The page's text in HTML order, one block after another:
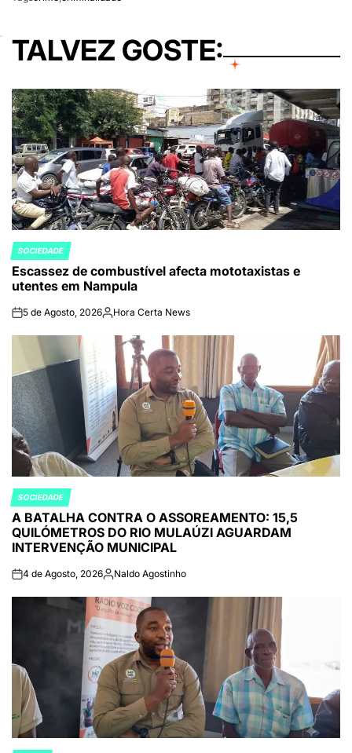
TALVEZ GOSTE:
POSTED
IN
SOCIEDADE
Escassez de combustível afecta mototaxistas e
utentes em Nampula
on5 de Agosto, 2026Publicado
Hora Certa News
POSTED
IN
SOCIEDADE
A BATALHA CONTRA O ASSOREAMENTO: 15,5
QUILÓMETROS DO RIO MULAÚZI AGUARDAM
INTERVENÇÃO MUNICIPAL
on4 de Agosto, 2026Publicado
Naldo Agostinho